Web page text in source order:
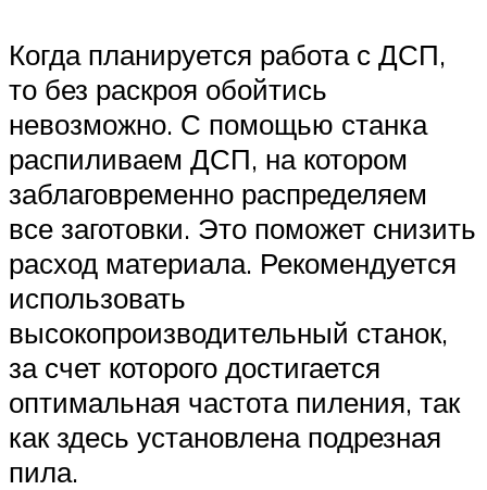
Когда планируется работа с ДСП,
то без раскроя обойтись
невозможно. С помощью станка
распиливаем ДСП, на котором
заблаговременно распределяем
все заготовки. Это поможет снизить
расход материала. Рекомендуется
использовать
высокопроизводительный станок,
за счет которого достигается
оптимальная частота пиления, так
как здесь установлена подрезная
пила.